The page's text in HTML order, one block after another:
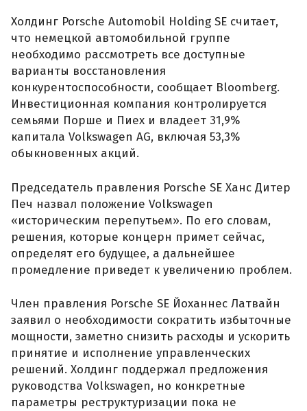
Холдинг Porsche Automobil Holding SE считает,
что немецкой автомобильной группе
необходимо рассмотреть все доступные
варианты восстановления
конкурентоспособности, сообщает Bloomberg.
Инвестиционная компания контролируется
семьями Порше и Пиех и владеет 31,9%
капитала Volkswagen AG, включая 53,3%
обыкновенных акций.
Председатель правления Porsche SE Ханс Дитер
Печ назвал положение Volkswagen
«историческим перепутьем». По его словам,
решения, которые концерн примет сейчас,
определят его будущее, а дальнейшее
промедление приведет к увеличению проблем.
Член правления Porsche SE Йоханнес Латвайн
заявил о необходимости сократить избыточные
мощности, заметно снизить расходы и ускорить
принятие и исполнение управленческих
решений. Холдинг поддержал предложения
руководства Volkswagen, но конкретные
параметры реструктуризации пока не